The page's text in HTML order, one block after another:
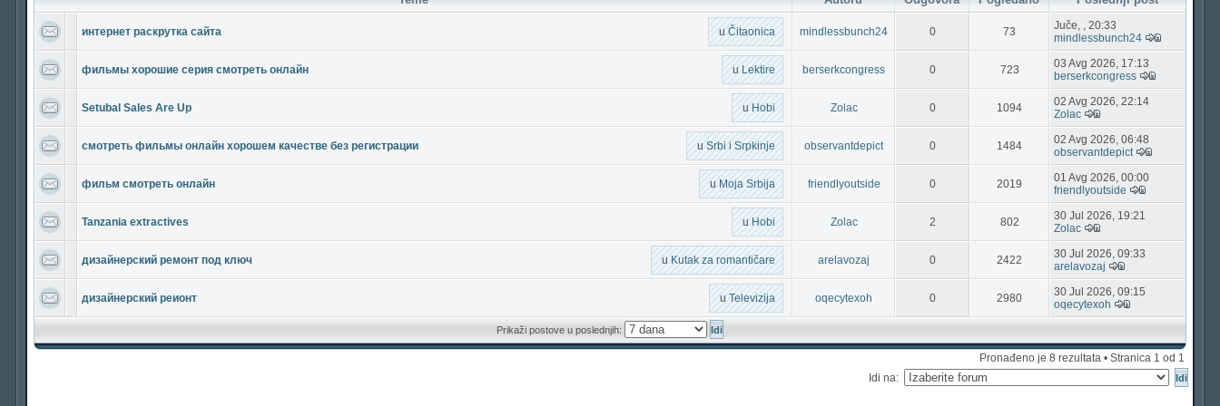
интернет раскрутка сайта uČitaonica mindlessbunch24 0 73
Juče, , 20:33
mindlessbunch24
фильмы хорошие серия смотреть онлайн uLektire berserkcongress 0 723
03 Avg 2026, 17:13
berserkcongress
Setubal Sales Are Up uHobi Zolac 0 1094
02 Avg 2026, 22:14
Zolac
смотреть фильмы онлайн хорошем качестве без регистрации uSrbi i Srpkinje observantdepict 0 1484
02 Avg 2026, 06:48
observantdepict
фильм смотреть онлайн uMoja Srbija friendlyoutside 0 2019
01 Avg 2026, 00:00
friendlyoutside
Tanzania extractives uHobi Zolac 2 802
30 Jul 2026, 19:21
Zolac
дизайнерский ремонт под ключ uKutak za romantičare arelavozaj 0 2422
30 Jul 2026, 09:33
arelavozaj
дизайнерский реионт uTelevizija oqecytexoh 0 2980
30 Jul 2026, 09:15
oqecytexoh
Prikaži postove u poslednjih:
Pronađeno je 8 rezultata • Stranica 1 od 1
Idi na: